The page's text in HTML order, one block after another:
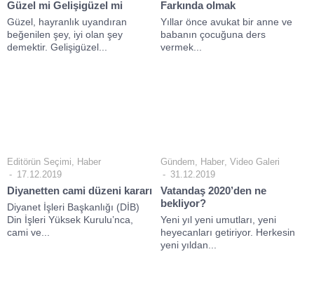
Güzel mi Gelişigüzel mi
Güzel, hayranlık uyandıran
beğenilen şey, iyi olan şey
demektir. Gelişigüzel...
Farkında olmak
Yıllar önce avukat bir anne ve
babanın çocuğuna ders
vermek...
Editörün Seçimi
Haber
17.12.2019
Diyanetten cami düzeni kararı
Diyanet İşleri Başkanlığı (DİB)
Din İşleri Yüksek Kurulu’nca,
cami ve...
Gündem Haber Video Galeri
31.12.2019
Vatandaş 2020’den ne
bekliyor?
Yeni yıl yeni umutları, yeni
heyecanları getiriyor. Herkesin
yeni yıldan...